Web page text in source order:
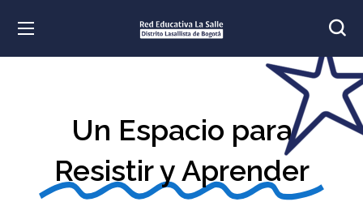
Un Espacio para
Resistir y Aprender